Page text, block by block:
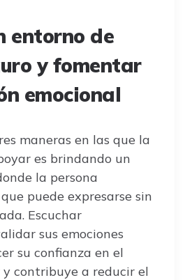
entorno de
y fomentar
emocional
maneras en las que la
es brindando un
la persona
puede expresarse sin
Escuchar
sus emociones
su confianza en el
contribuye a reducir el